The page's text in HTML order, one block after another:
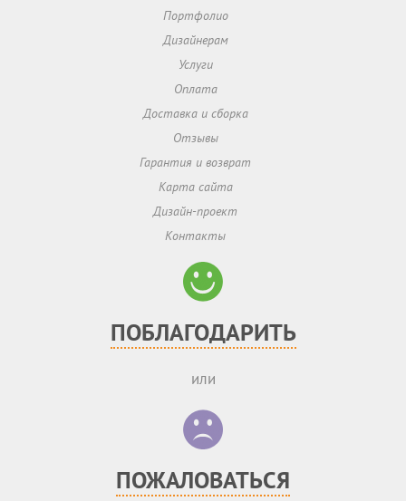
Портфолио
Дизайнерам
Услуги
Оплата
Доставка и сборка
Отзывы
Гарантия и возврат
Карта сайта
Дизайн-проект
Контакты
ПОБЛАГОДАРИТЬ
или
ПОЖАЛОВАТЬСЯ